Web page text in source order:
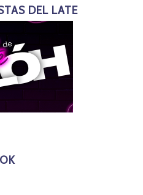
DEL LATE